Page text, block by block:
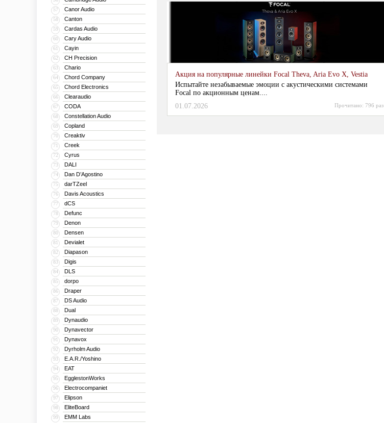
57 Canor Audio
58 Canton
59 Cardas Audio
60 Cary Audio
61 Cayin
62 CH Precision
63 Chario
64 Chord Company
65 Chord Electronics
66 Clearaudio
67 CODA
68 Constellation Audio
69 Copland
70 Creaktiv
71 Creek
72 Cyrus
73 DALI
74 Dan D’Agostino
75 darTZeel
76 Davis Acoustics
77 dCS
78 Defunc
79 Denon
80 Densen
81 Devialet
82 Diapason
83 Digis
84 DLS
85 dorpo
86 Draper
87 DS Audio
88 Dual
89 Dynaudio
90 Dynavector
91 Dynavox
92 Dyrholm Audio
93 E.A.R./Yoshino
94 EAT
95 EgglestonWorks
96 Electrocompaniet
97 Elipson
98 EliteBoard
99 EMM Labs
Акция на популярные линейки Focal Theva, Aria Evo X, Vestia
Испытайте незабываемые эмоции с акустическими системами
Focal по акционным ценам....
01.07.2026
Прочитано: 796 раз